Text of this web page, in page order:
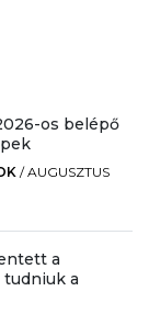
os belépő
/AUGUSZTUS
a
tudniuk a